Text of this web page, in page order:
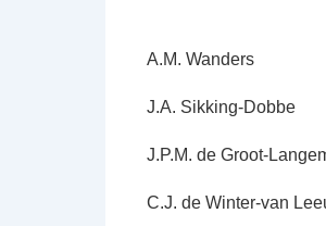
A.M. Wanders
J.A. Sikking-Dobbe
J.P.M. de Groot-
C.J. de Winter-van